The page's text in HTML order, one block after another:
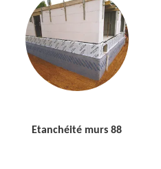
Etanchéité murs 88